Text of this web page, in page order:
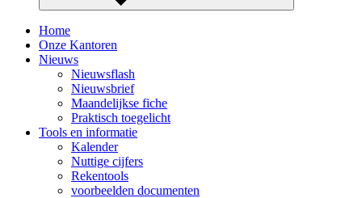
Home
Onze Kantoren
Nieuws
Nieuwsflash
Nieuwsbrief
Maandelijkse fiche
Praktisch toegelicht
Tools en informatie
Kalender
Nuttige cijfers
Rekentools
voorbeelden documenten